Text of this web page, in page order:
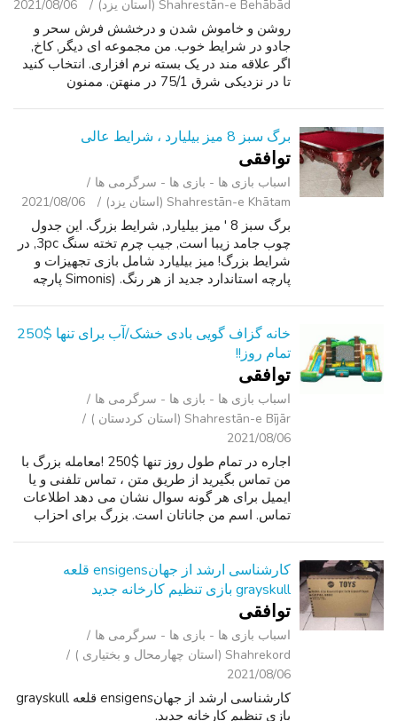
Shahrestān-e Behābād (استان یزد)
2021/08/06
روشن و خاموش شدن و درخشش فرش سحر و
جادو در شرایط خوب. من مجموعه ای دیگر, کاخ,
اگر علاقه مند در یک بسته نرم افزاری. انتخاب کنید
تا در نزدیکی شرق 75/1 در منهتن. ممنون
برگ سبز 8 میز بیلیارد ، شرایط عالی
توافقی
اسباب‌ بازی ها - بازی ها - سرگرمی ‌ها
Shahrestān-e Khātam (استان یزد)
2021/08/06
برگ سبز 8 ' میز بیلیارد, شرایط بزرگ. این جدول
چوب جامد زیبا است, جیب چرم تخته سنگ 3pc, در
شرایط بزرگ! میز بیلیارد شامل بازی تجهیزات و
پارچه استاندارد جدید از هر رنگ. (Simonis پارچه
خانه گزاف گویی بادی خشک/آب برای تنها $250
تمام روز!!
توافقی
اسباب‌ بازی ها - بازی ها - سرگرمی ‌ها
Shahrestān-e Bījār (استان کردستان )
2021/08/06
اجاره در تمام طول روز تنها $250 !معامله بزرگ با
من تماس بگیرید از طریق متن ، تماس تلفنی و یا
ایمیل برای هر گونه سوال نشان می دهد اطلاعات
تماس. اسم من جاناتان است. بزرگ برای احزاب
کارشناسی ارشد از جهانensigens قلعه
grayskull بازی تنظیم کارخانه جدید
توافقی
اسباب‌ بازی ها - بازی ها - سرگرمی ‌ها
Shahrekord (استان چهارمحال و بختیاری )
2021/08/06
کارشناسی ارشد از جهانensigens قلعه grayskull
بازی تنظیم کارخانه جدید.